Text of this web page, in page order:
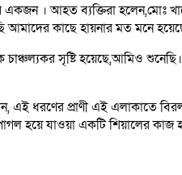
। আহত ব্যক্তিরা হলেন,মোঃ
আমাদের কাছে হায়নার মত মনে
সৃষ্টি হয়েছে,আমিও
এই ধরণের প্রাণী এই এলাকাতে
হয়ে যাওয়া একটি শিয়ালের কাজ